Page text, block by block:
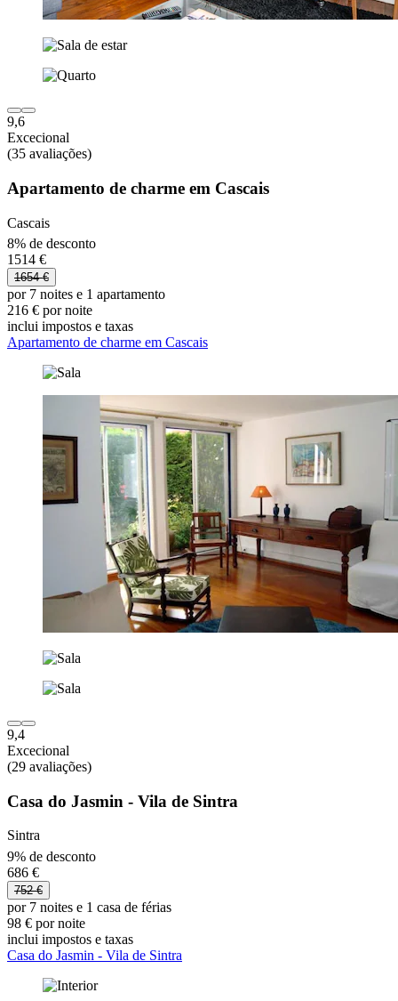
9,6
Excecional
(35 avaliações)
Apartamento de charme em Cascais
Cascais
8% de desconto
1514 €
1654 €
por 7 noites e 1 apartamento
216 € por noite
inclui impostos e taxas
Apartamento de charme em Cascais
9,4
Excecional
(29 avaliações)
Casa do Jasmin - Vila de Sintra
Sintra
9% de desconto
686 €
752 €
por 7 noites e 1 casa de férias
98 € por noite
inclui impostos e taxas
Casa do Jasmin - Vila de Sintra